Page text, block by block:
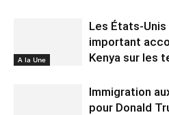
A la Une
Les États-
important
Kenya sur les
Immigration
pour Donald